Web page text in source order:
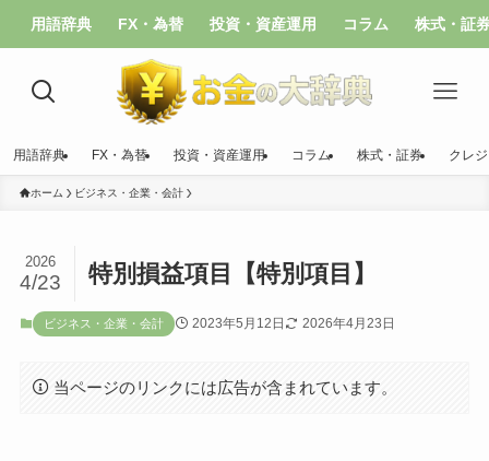
用語辞典 FX・為替 投資・資産運用 コラム 株式・証
用語辞典 FX・為替 投資・資産運用 コラム 株式・証券 クレ
ホーム ビジネス・企業・会計
特別損益項目【特別項目】
2026
4/23
ビジネス・企業・会計 2023年5月12日 2026年4月23日
当ページのリンクには広告が含まれています。